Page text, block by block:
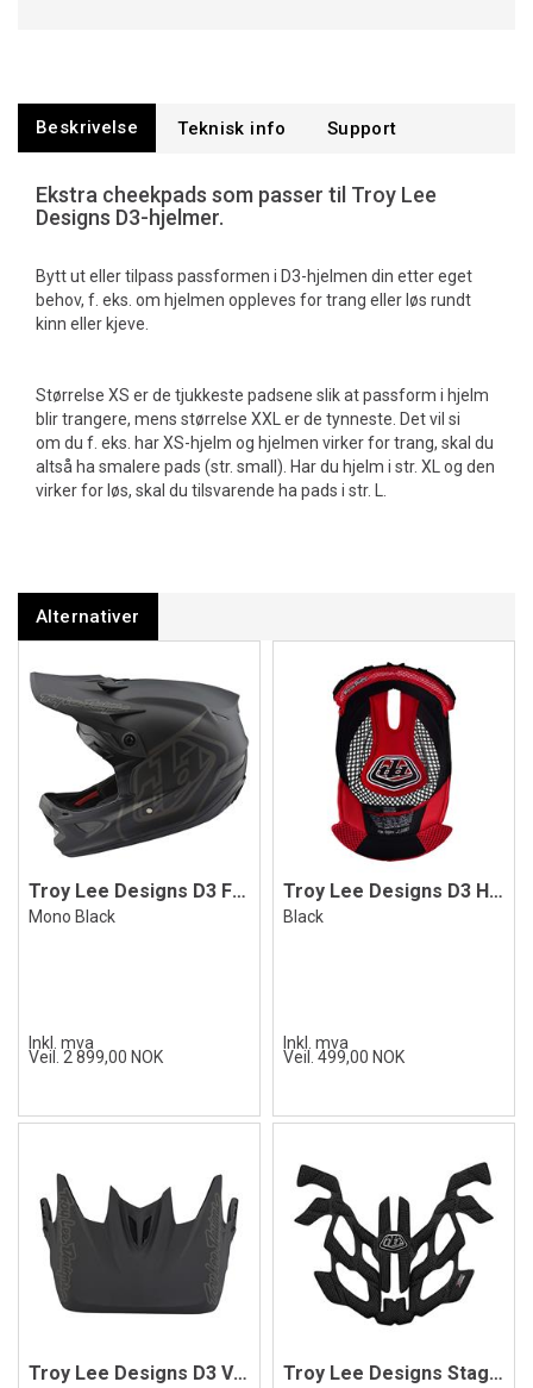
Beskrivelse Teknisk info Support
Ekstra cheekpads som passer til Troy Lee
Designs D3-hjelmer.
Bytt ut eller tilpass passformen i D3-hjelmen din etter eget
behov, f. eks. om hjelmen oppleves for trang eller løs rundt
kinn eller kjeve.
Størrelse XS er de tjukkeste padsene slik at passform i hjelm
blir trangere, mens størrelse XXL er de tynneste. Det vil si
om du f. eks. har XS-hjelm og hjelmen virker for trang, skal du
altså ha smalere pads (str. small). Har du hjelm i str. XL og den
virker for løs, skal du tilsvarende ha pads i str. L.
Alternativer
Troy Lee Designs D3 Fiberlite Helmet
Mono Black
Inkl. mva
Veil. 2 899,00 NOK
Troy Lee Designs D3 Headliner
Black
Inkl. mva
Veil. 499,00 NOK
Troy Lee Designs D3 Visor Troy Lee Designs Stage Comfort Liner